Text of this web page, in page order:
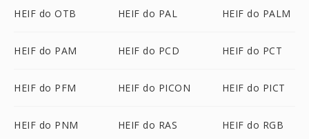
HEIF do OTB HEIF do PAL HEIF do PALM
HEIF do PAM HEIF do PCD HEIF do PCT
HEIF do PFM HEIF do PICON HEIF do PICT
HEIF do PNM HEIF do RAS HEIF do RGB